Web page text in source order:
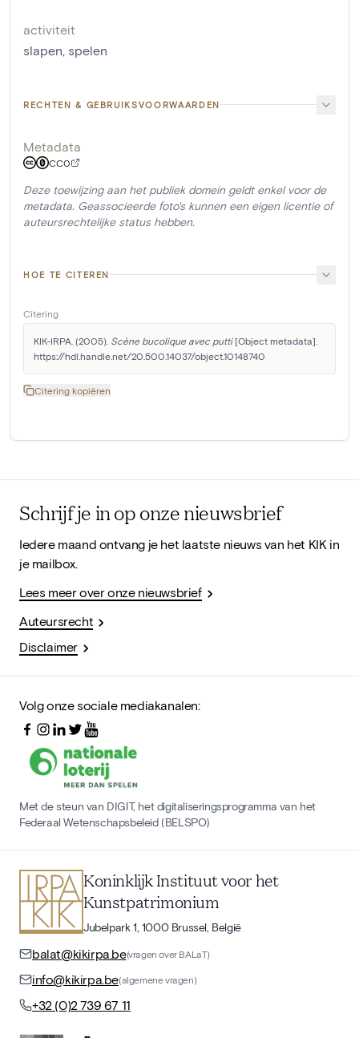
activiteit
slapen spelen
RECHTEN & GEBRUIKSVOORWAARDEN
Metadata
CC0
Deze toewijzing aan het publiek domein geldt enkel voor de
metadata. Geassocieerde foto's kunnen een eigen licentie of
auteursrechtelijke status hebben.
HOE TE CITEREN
Citering
KIK-IRPA. (2005). Scène bucolique avec putti [Object metadata].
https://hdl.handle.net/20.500.14037/object.10148740
Citering kopiëren
Schrijf je in op onze nieuwsbrief
Iedere maand ontvang je het laatste nieuws van het KIK in
je mailbox.
Lees meer over onze nieuwsbrief
Auteursrecht
Disclaimer
Volg onze sociale mediakanalen:
Met de steun van DIGIT, het digitaliseringsprogramma van het
Federaal Wetenschapsbeleid (BELSPO)
Koninklijk Instituut voor het
Kunstpatrimonium
Jubelpark 1, 1000 Brussel, België
balat@kikirpa.be(vragen over BALaT)
info@kikirpa.be(algemene vragen)
+32 (0)2 739 67 11